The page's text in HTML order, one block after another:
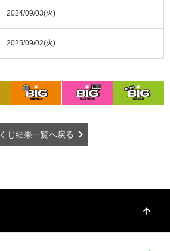
2024/09/03(火)
2025/09/02(火)
くじ結果一覧へ戻る